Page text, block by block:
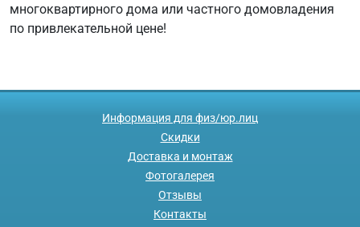
многоквартирного дома или частного домовладения
по привлекательной цене!
Информация для физ/юр.лиц
Скидки
Доставка и монтаж
Фотогалерея
Отзывы
Контакты